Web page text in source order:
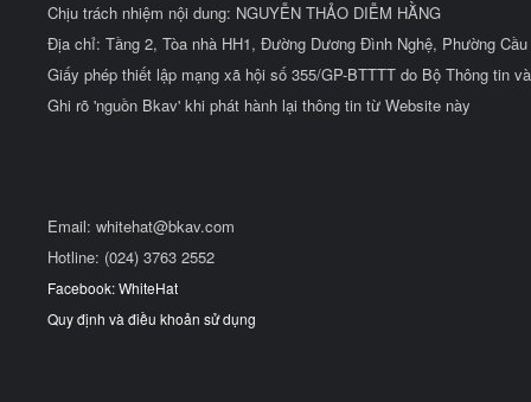
Chịu trách nhiệm nội dung: NGUYỄN THẢO DIỄM HẰNG
Địa chỉ: Tầng 2, Tòa nhà HH1, Đường Dương Đình Nghệ, Phường
Giấy phép thiết lập mạng xã hội số 355/GP-BTTTT do Bộ Thông tin
Ghi rõ 'nguồn Bkav' khi phát hành lại thông tin từ Website này
Email: whitehat@bkav.com
Hotline: (024) 3763 2552
Facebook: WhiteHat
Quy định và điều khoản sử dụng